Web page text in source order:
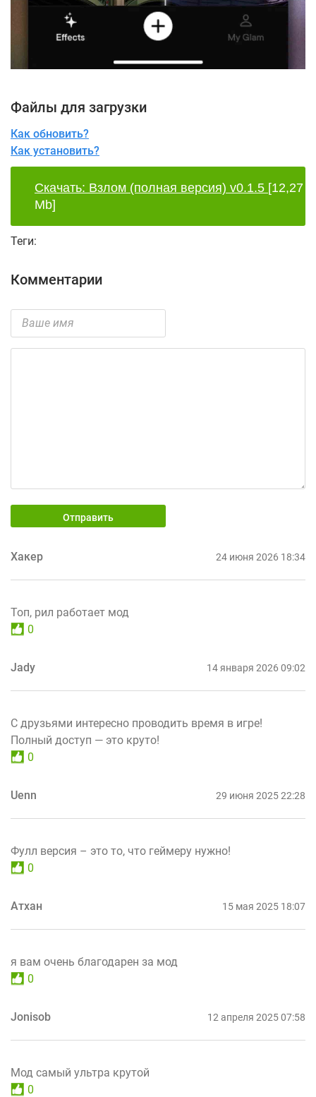
Файлы для загрузки
Как обновить?
Как установить?
Скачать: Взлом (полная версия) v0.1.5 [12,27
Mb]
Теги:
Комментарии
Отправить
Хакер 24 июня 2026 18:34
Топ, рил работает мод
0
Jady 14 января 2026 09:02
С друзьями интересно проводить время в игре!
Полный доступ — это круто!
0
Uenn 29 июня 2025 22:28
Фулл версия – это то, что геймеру нужно!
0
Атхан 15 мая 2025 18:07
я вам очень благодарен за мод
0
Jonisob 12 апреля 2025 07:58
Мод самый ультра крутой
0